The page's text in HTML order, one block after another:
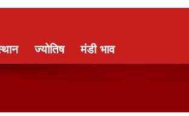
ज्योतिष मंडी भाव